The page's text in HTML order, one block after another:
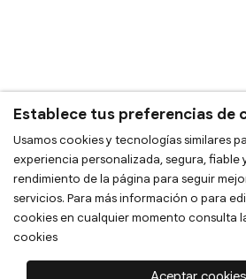
Establece tus preferencias de
Usamos cookies y tecnologías similares
experiencia personalizada, segura, fiable
rendimiento de la página para seguir
servicios. Para más información o para
cookies en cualquier momento consulta
cookies